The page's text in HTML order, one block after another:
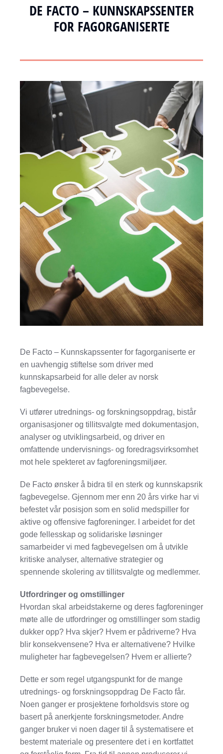
DE FACTO – KUNNSKAPSSENTER
FOR FAGORGANISERTE
De Facto – Kunnskapssenter for fagorganiserte er
en uavhengig stiftelse som driver med
kunnskapsarbeid for alle deler av norsk
fagbevegelse.
Vi utfører utrednings- og forskningsoppdrag, bistår
organisasjoner og tillitsvalgte med dokumentasjon,
analyser og utviklingsarbeid, og driver en
omfattende undervisnings- og foredragsvirksomhet
mot hele spekteret av fagforeningsmiljøer.
De Facto ønsker å bidra til en sterk og kunnskapsrik
fagbevegelse. Gjennom mer enn 20 års virke har vi
befestet vår posisjon som en solid medspiller for
aktive og offensive fagforeninger. I arbeidet for det
gode fellesskap og solidariske løsninger
samarbeider vi med fagbevegelsen om å utvikle
kritiske analyser, alternative strategier og
spennende skolering av tillitsvalgte og medlemmer.
Utfordringer og omstillinger
Hvordan skal arbeidstakerne og deres fagforeninger
møte alle de utfordringer og omstillinger som stadig
dukker opp? Hva skjer? Hvem er pådriverne? Hva
blir konsekvensene? Hva er alternativene? Hvilke
muligheter har fagbevegelsen? Hvem er allierte?
Dette er som regel utgangspunkt for de mange
utrednings- og forskningsoppdrag De Facto får.
Noen ganger er prosjektene forholdsvis store og
basert på anerkjente forskningsmetoder. Andre
ganger bruker vi noen dager til å systematisere et
bestemt materiale og presentere det i en kortfattet